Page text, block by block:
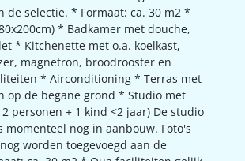
de selectie. * Formaat: ca. 30 m2 *
* Badkamer met douche,
* Kitchenette met o.a. koelkast,
magnetron, broodrooster en
* Airconditioning * Terras met
op de begane grond * Studio met
personen + 1 kind <2 jaar) De studio
momenteel nog in aanbouw. Foto's
worden toegevoegd aan de